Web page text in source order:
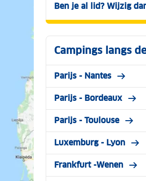
Ben je al lid? Wijzig
Campings langs
Parijs - Nantes
Parijs - Bordeaux
Parijs - Toulouse
Luxemburg - Lyon
Frankfurt -Wenen